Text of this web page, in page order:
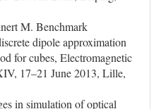
M. Benchmark
dipole approximation
for cubes, Electromagnetic
17–21 June 2013, Lille,
in simulation of optical